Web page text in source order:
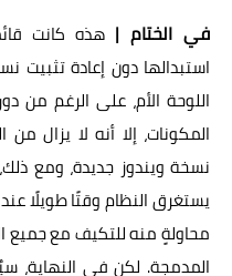
في الختام | هذه كانت
استبدالها دون إعادة تثبيت
اللوحة الأم، على الرغم من
المكونات، إلا أنه لا يزال
نسخة ويندوز جديدة، ومع
يستغرق النظام وقتًا طويلًا
محاولةٍ منه للتكيف مع جميع
المدمجة. لكن في النهاية،